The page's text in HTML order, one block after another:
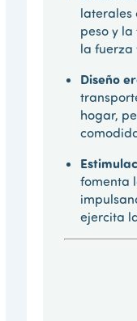
laterales
peso y
la fuerza
Diseño
hogar,
fomenta
ejercita